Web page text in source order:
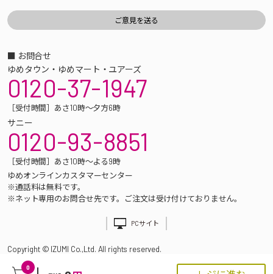
0
■ お問合せ
ゆめタウン・ゆめマート・ユアーズ
0120-37-1947
［受付時間］あさ10時～夕方6時
サニー
0120-93-8851
［受付時間］あさ10時～よる9時
ゆめオンラインカスタマーセンター
※通話料は無料です。
※ネット専用のお問合せ先です。ご注文は受け付けておりません。
PCサイト
Copyright © IZUMI Co.,Ltd. All rights reserved.